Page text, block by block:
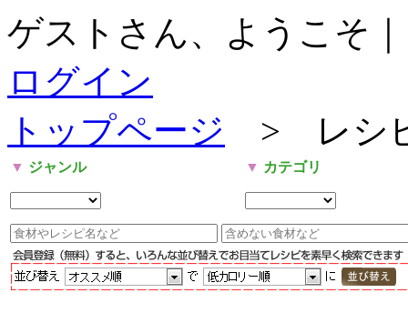
ゲストさん、ようこそ｜
ログイン
トップページ > レシ
▼ ジャンル ▼ カテゴリ